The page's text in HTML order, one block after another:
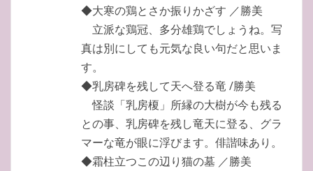
◆大寒の鶏とさか振りかざす ／勝美
立派な鶏冠、多分雄鶏でしょうね。写
真は別にしても元気な良い句だと思いま
す。
◆乳房碑を残して天へ登る竜 /勝美
怪談「乳房榎」所縁の大樹が今も残る
との事、乳房碑を残し竜天に登る、グラ
マーな竜が眼に浮びます。俳諧味あり。
◆霜柱立つこの辺り猫の墓 ／勝美